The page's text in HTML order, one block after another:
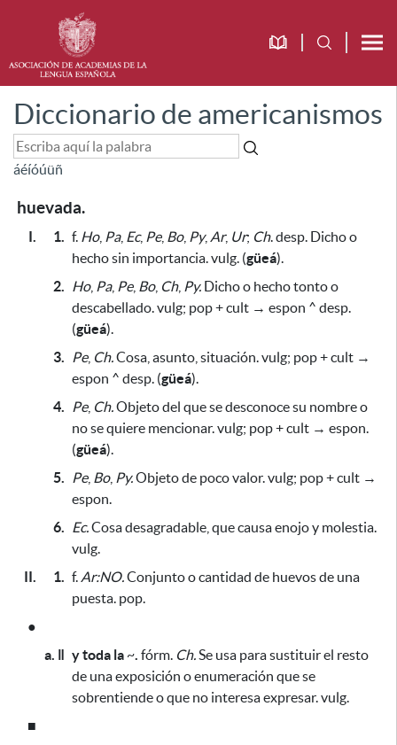
Diccionario de americanismos
áéíóúüñ
huevada.
I. 1. f. Ho, Pa, Ec, Pe, Bo, Py, Ar, Ur; Ch. desp. Dicho o
hecho sin importancia. vulg. (güeá).
2. Ho, Pa, Pe, Bo, Ch, Py. Dicho o hecho tonto o
descabellado. vulg; pop + cult → espon ^ desp.
(güeá).
3.
Pe, Ch.Cosa, asunto, situación. vulg; pop + cult →
espon ^ desp. (güeá).
4.
Pe, Ch.Objeto del que se desconoce su nombre o
no se quiere mencionar. vulg; pop + cult → espon.
(güeá).
5.
Pe, Bo, Py.Objeto de poco valor. vulg; pop + cult →
espon.
6. Ec.Cosa desagradable, que causa enojo y molestia.
vulg.
II.
1. f. Ar:NO.Conjunto o cantidad de huevos de una
puesta. pop.
●
a. ǁ y toda la ~. fórm. Ch.Se usa para sustituir el resto
de una exposición o enumeración que se
sobrentiende o que no interesa expresar. vulg.
■